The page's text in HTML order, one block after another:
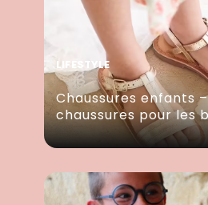
LIFESTYLE
Chaussures enfants
chaussures pour les